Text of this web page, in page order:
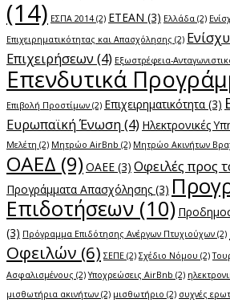
(14) ΕΣΠΑ 2014 (2) ΕΤΕΑΝ (3) Ελλάδα (2)
Επιχειρηματικότητας και Απασχόλησης (2)
Επιχειρήσεων (4) Εξωστρέφεια-
Επενδυτικά
Επιβολή Προστίμων (2) Επιχειρηματικότητα (3)
Ευρωπαϊκή Ένωση(4) Ηλεκτρονικές
Μελέτη (2) Μητρώο AirBnb (2) Μητρώο Ακινήτων
ΟΑΕΔ (9) ΟΑΕΕ (3) Οφειλές προς
Προγράμματα Απασχόλησης (3)
Επιδοτήσεων (10)
(3) Πρόγραμμα Επιδότησης Ανέργων Πτυχιούχων (2)
Οφειλών (6) ΣΕΠΕ (2) Σχέδιο Νόμου (2)
Ασφαλισμένους (2) Υποχρεώσεις AirBnb (2)
μισθωτήρια ακινήτων (2) μισθωτήριο (2) συχνές